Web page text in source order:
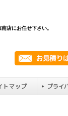
店にお任せ下さい。